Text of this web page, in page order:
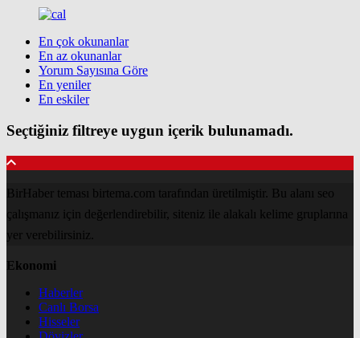
En çok okunanlar
En az okunanlar
Yorum Sayısına Göre
En yeniler
En eskiler
Seçtiğiniz filtreye uygun içerik bulunamadı.
BirHaber teması birtema.com tarafından üretilmiştir. Bu alanı seo
çalışmanız için değerlendirebilir, siteniz ile alakalı kelime gruplarına
yer verebilirsiniz.
Ekonomi
Haberler
Canlı Borsa
Hisseler